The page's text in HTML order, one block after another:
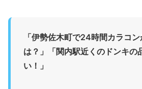
「伊勢佐木町で24時間カラコ
は？」「関内駅近くのドンキの
い！」